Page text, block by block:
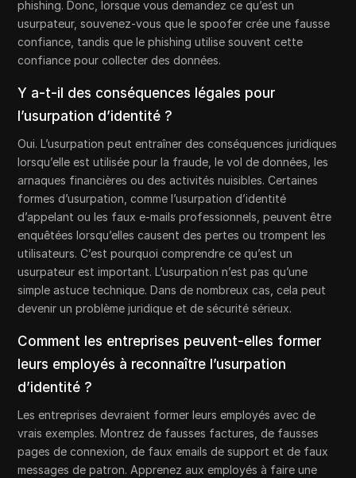
phishing. Donc, lorsque vous demandez ce qu’est un
usurpateur, souvenez-vous que le spoofer crée une fausse
confiance, tandis que le phishing utilise souvent cette
confiance pour collecter des données.
Y a-t-il des conséquences légales pour
l’usurpation d’identité ?
Oui. L’usurpation peut entraîner des conséquences juridiques
lorsqu’elle est utilisée pour la fraude, le vol de données, les
arnaques financières ou des activités nuisibles. Certaines
formes d’usurpation, comme l’usurpation d’identité
d’appelant ou les faux e-mails professionnels, peuvent être
enquêtées lorsqu’elles causent des pertes ou trompent les
utilisateurs. C’est pourquoi comprendre ce qu’est un
usurpateur est important. L’usurpation n’est pas qu’une
simple astuce technique. Dans de nombreux cas, cela peut
devenir un problème juridique et de sécurité sérieux.
Comment les entreprises peuvent-elles former
leurs employés à reconnaître l’usurpation
d’identité ?
Les entreprises devraient former leurs employés avec de
vrais exemples. Montrez de fausses factures, de fausses
pages de connexion, de faux emails de support et de faux
messages de patron. Apprenez aux employés à faire une